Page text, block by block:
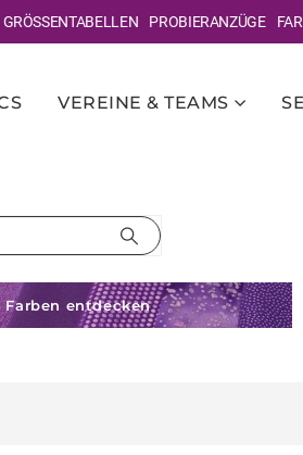
GRÖSSENTABELLEN PROBIERANZÜGE
VEREINE & TEAMS
Farben entdecken